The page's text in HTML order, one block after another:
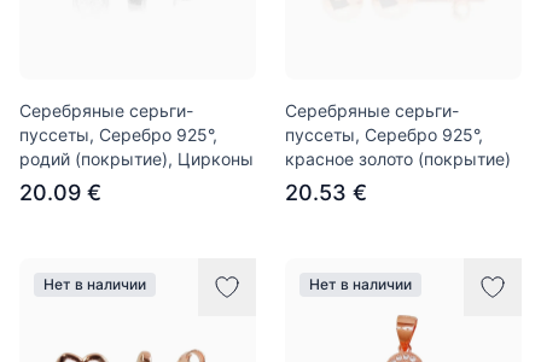
Серебряные серьги-
пуссеты, Серебро 925°,
родий (покрытие), Цирконы
20.09 €
Серебряные серьги-
пуссеты, Серебро 925°,
красное золото (покрытие)
20.53 €
Нет в наличии Нет в наличии